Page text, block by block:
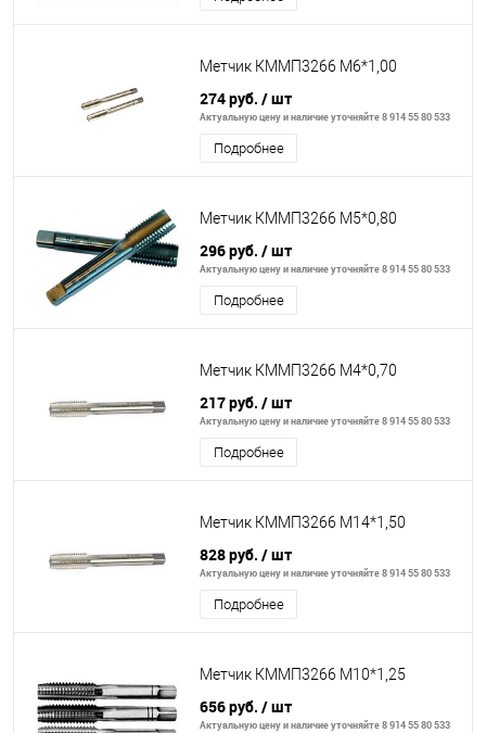
Метчик КММП3266 М6*1,00
274 руб. / шт
Актуальную цену и наличие уточняйте 8 914 55 80 533
Подробнее
Метчик КММП3266 М5*0,80
296 руб. / шт
Актуальную цену и наличие уточняйте 8 914 55 80 533
Подробнее
Метчик КММП3266 М4*0,70
217 руб. / шт
Актуальную цену и наличие уточняйте 8 914 55 80 533
Подробнее
Метчик КММП3266 М14*1,50
828 руб. / шт
Актуальную цену и наличие уточняйте 8 914 55 80 533
Подробнее
Метчик КММП3266 М10*1,25
656 руб. / шт
Актуальную цену и наличие уточняйте 8 914 55 80 533